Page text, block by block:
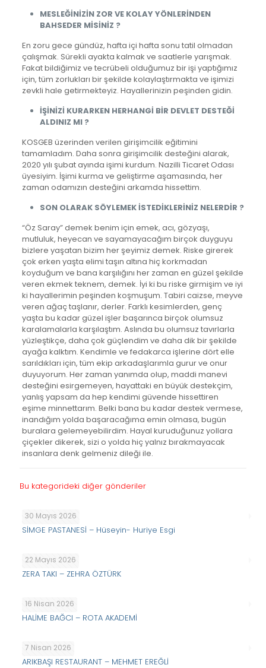
MESLEĞİNİZİN ZOR VE KOLAY YÖNLERİNDEN
BAHSEDER MİSİNİZ ?
En zoru gece gündüz, hafta içi hafta sonu tatil olmadan
çalışmak. Sürekli ayakta kalmak ve saatlerle yarışmak.
Fakat bildiğimiz ve tecrübeli olduğumuz bir işi yaptığımız
için, tüm zorlukları bir şekilde kolaylaştırmakta ve işimizi
zevkli hale getirmekteyiz. Hayallerinizin peşinden gidin.
İŞİNİZİ KURARKEN HERHANGİ BİR DEVLET DESTEĞİ
ALDINIZ MI ?
KOSGEB üzerinden verilen girişimcilik eğitimini
tamamladım. Daha sonra girişimcilik desteğini alarak,
2020 yılı şubat ayında işimi kurdum. Nazilli Ticaret Odası
üyesiyim. İşimi kurma ve geliştirme aşamasında, her
zaman odamızın desteğini arkamda hissettim.
SON OLARAK SÖYLEMEK İSTEDİKLERİNİZ NELERDİR ?
“Öz Saray” demek benim için emek, acı, gözyaşı,
mutluluk, heyecan ve sayamayacağım birçok duyguyu
bizlere yaşatan bizim her şeyimiz demek. Riske girerek
çok erken yaşta elimi taşın altına hiç korkmadan
koyduğum ve bana karşılığını her zaman en güzel şekilde
veren ekmek teknem, demek. İyi ki bu riske girmişim ve iyi
ki hayallerimin peşinden koşmuşum. Tabiri caizse, meyve
veren ağaç taşlanır, derler. Farklı kesimlerden, genç
yaşta bu kadar güzel işler başarınca birçok olumsuz
karalamalarla karşılaştım. Aslında bu olumsuz tavırlarla
yüzleştikçe, daha çok güçlendim ve daha dik bir şekilde
ayağa kalktım. Kendimle ve fedakarca işlerine dört elle
sarıldıkları için, tüm ekip arkadaşlarımla gurur ve onur
duyuyorum. Her zaman yanımda olup, maddi manevi
desteğini esirgemeyen, hayattaki en büyük destekçim,
yanlış yapsam da hep kendimi güvende hissettiren
eşime minnettarım. Belki bana bu kadar destek vermese,
inandığım yolda başaracağıma emin olmasa, bugün
buralara gelemeyebilirdim. Hayal kuruduğunuz yollara
çiçekler dikerek, sizi o yolda hiç yalnız bırakmayacak
insanlara denk gelmeniz dileği ile.
Bu kategorideki diğer gönderiler
30 Mayıs 2026
SİMGE PASTANESİ – Hüseyin- Huriye Esgi
22 Mayıs 2026
ZERA TAKI – ZEHRA ÖZTÜRK
16 Nisan 2026
HALİME BAĞCI – ROTA AKADEMİ
7 Nisan 2026
ARIKBAŞI RESTAURANT – MEHMET EREĞLİ